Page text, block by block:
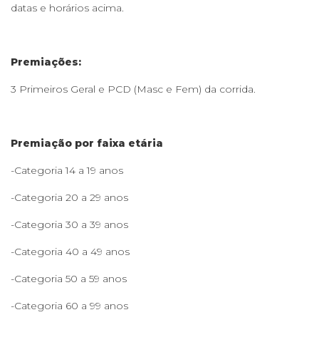
datas e horários acima.
Premiações:
3 Primeiros Geral e PCD (Masc e Fem) da corrida.
Premiação por faixa etária
-Categoria 14 a 19 anos
-Categoria 20 a 29 anos
-Categoria 30 a 39 anos
-Categoria 40 a 49 anos
-Categoria 50 a 59 anos
-Categoria 60 a 99 anos